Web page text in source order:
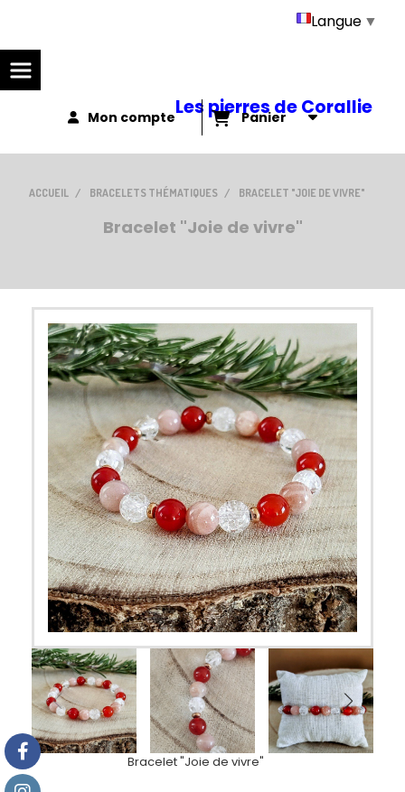
Les pierres de Corallie
Mon compte Panier
ACCUEIL BRACELETS THÉMATIQUES BRACELET "JOIE DE VIVRE"
Bracelet "Joie de vivre"
Bracelet "Joie de vivre"
Langue ▼